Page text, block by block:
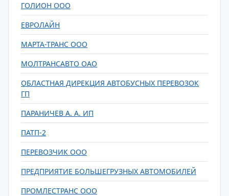
ГОЛИОН ООО
ЕВРОЛАЙН
МАРТА-ТРАНС ООО
МОЛТРАНСАВТО ОАО
ОБЛАСТНАЯ ДИРЕКЦИЯ АВТОБУСНЫХ ПЕРЕВОЗОК
ГП
ПАРАНИЧЕВ А. А. ИП
ПАТП-2
ПЕРЕВОЗЧИК ООО
ПРЕДПРИЯТИЕ БОЛЬШЕГРУЗНЫХ АВТОМОБИЛЕЙ
ПРОМЛЕСТРАНС ООО